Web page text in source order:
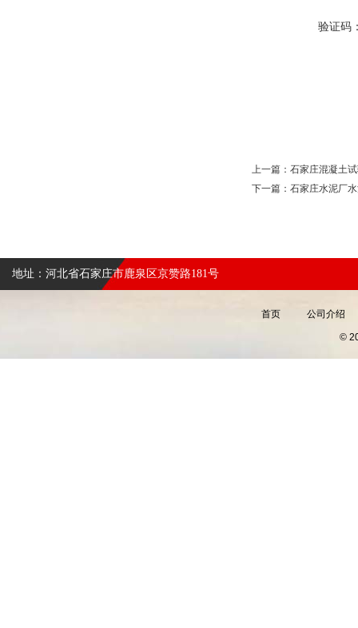
验证码
上一篇： 石家庄混凝土
下一篇： 石家庄水泥厂
地址：河北省石家庄市鹿泉区京赞路181号
首页 公司介绍
©